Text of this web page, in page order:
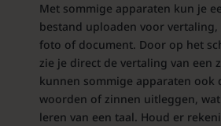
Met sommige apparaten kun je
bestand uploaden voor
foto of document. Door op het
zie je direct de vertaling van een
kunnen sommige apparaten ook
woorden of zinnen uitleggen,
leren van een taal. Houd er